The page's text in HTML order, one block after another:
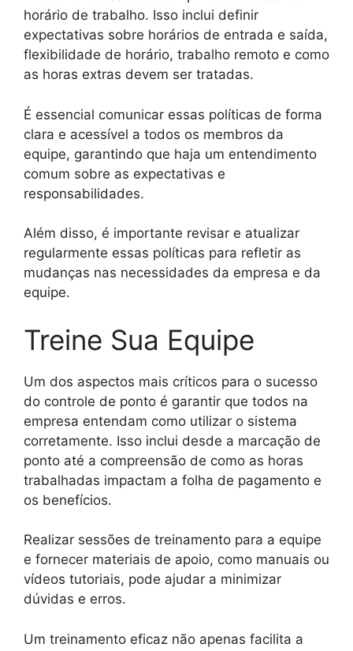
horário de trabalho. Isso inclui definir
expectativas sobre horários de entrada e saída,
flexibilidade de horário, trabalho remoto e como
as horas extras devem ser tratadas.
É essencial comunicar essas políticas de forma
clara e acessível a todos os membros da
equipe, garantindo que haja um entendimento
comum sobre as expectativas e
responsabilidades.
Além disso, é importante revisar e atualizar
regularmente essas políticas para refletir as
mudanças nas necessidades da empresa e da
equipe.
Treine Sua Equipe
Um dos aspectos mais críticos para o sucesso
do controle de ponto é garantir que todos na
empresa entendam como utilizar o sistema
corretamente. Isso inclui desde a marcação de
ponto até a compreensão de como as horas
trabalhadas impactam a folha de pagamento e
os benefícios.
Realizar sessões de treinamento para a equipe
e fornecer materiais de apoio, como manuais ou
vídeos tutoriais, pode ajudar a minimizar
dúvidas e erros.
Um treinamento eficaz não apenas facilita a